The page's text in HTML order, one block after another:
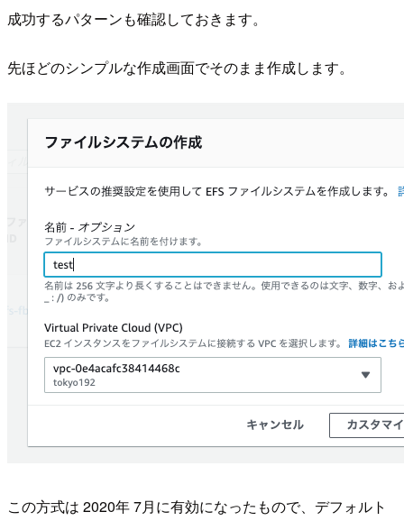
成功するパターンも確認しておきます。
先ほどのシンプルな作成画面でそのまま作成します。
この方式は 2020年 7月に有効になったもので、デフォルト